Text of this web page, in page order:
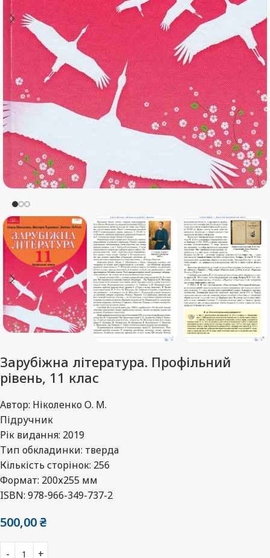
Зарубіжна література. Профільний
рівень, 11 клас
Автор: Ніколенко О. М.
Підручник
Рік видання: 2019
Тип обкладинки: тверда
Кількість сторінок: 256
Формат: 200х255 мм
ISBN: 978-966-349-737-2
500,00₴